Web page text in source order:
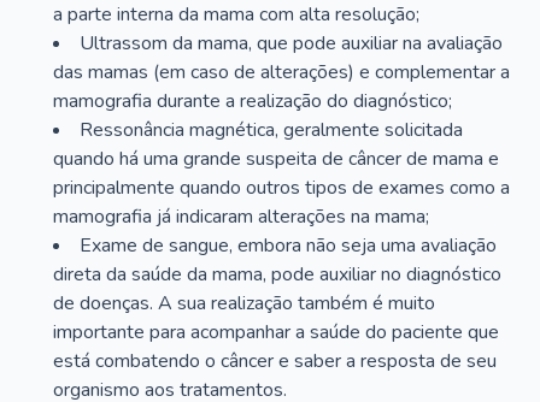
a parte interna da mama com alta resolução;
Ultrassom da mama, que pode auxiliar na avaliação
das mamas (em caso de alterações) e complementar a
mamografia durante a realização do diagnóstico;
Ressonância magnética, geralmente solicitada
quando há uma grande suspeita de câncer de mama e
principalmente quando outros tipos de exames como a
mamografia já indicaram alterações na mama;
Exame de sangue, embora não seja uma avaliação
direta da saúde da mama, pode auxiliar no diagnóstico
de doenças. A sua realização também é muito
importante para acompanhar a saúde do paciente que
está combatendo o câncer e saber a resposta de seu
organismo aos tratamentos.